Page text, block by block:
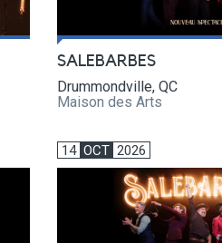
SALEBARBES
Drummondville, QC
Maison des Arts
14 OCT 2026